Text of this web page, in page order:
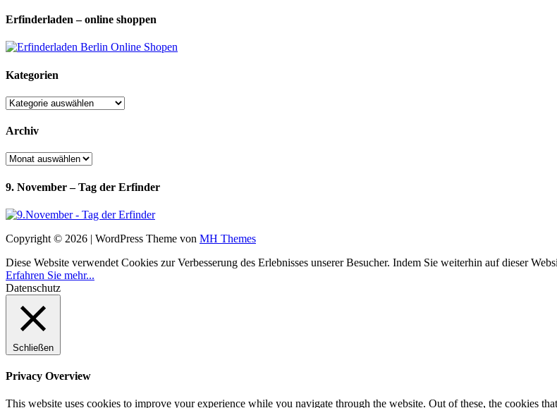
Erfinderladen – online shoppen
Kategorien
Kategorien
Archiv
Archiv
9. November – Tag der Erfinder
Copyright © 2026 | WordPress Theme von MH Themes
Diese Website verwendet Cookies zur Verbesserung des Erlebnisses unserer Besucher. Indem Sie weiterhin auf dieser
Erfahren Sie mehr...
Datenschutz
Schließen
Privacy Overview
This website uses cookies to improve your experience while you navigate through the website. Out of these, the cookies